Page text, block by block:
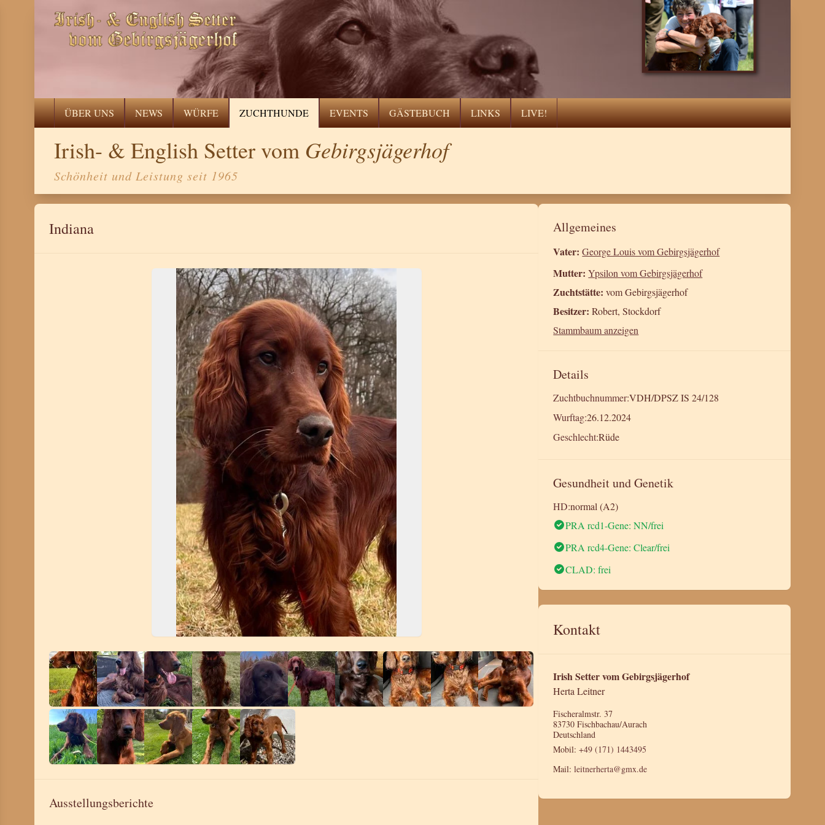
ÜBER UNS NEWS WÜRFE ZUCHTHUNDE EVENTS GÄSTEBUCH LINKS LIVE!
Irish- & English Setter vom Gebirgsjägerhof
Schönheit und Leistung seit 1965
Indiana
Ausstellungsberichte
Allgemeines
Vater: George Louis vom Gebirgsjägerhof
Mutter: Ypsilon vom Gebirgsjägerhof
Zuchtstätte: vom Gebirgsjägerhof
Besitzer: Robert, Stockdorf
Stammbaum anzeigen
Details
Zuchtbuchnummer:VDH/DPSZ IS 24/128
Wurftag:26.12.2024
Geschlecht:Rüde
Gesundheit und Genetik
HD:normal (A2)
PRA rcd1-Gene: NN/frei
PRA rcd4-Gene: Clear/frei
CLAD: frei
Kontakt
Irish Setter vom Gebirgsjägerhof
Herta Leitner
Fischeralmstr. 37
83730 Fischbachau/Aurach
Deutschland
Mobil: +49 (171) 1443495
Mail: leitnerherta@gmx.de